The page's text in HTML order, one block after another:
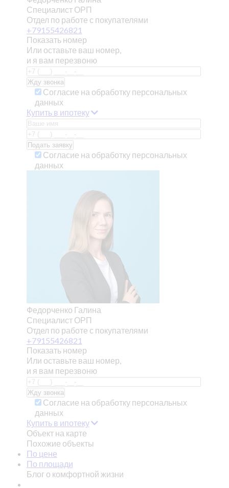
Специалист ОРП
Отдел по работе с покупателями
+79155426821
Показать номер
Или оставьте ваш номер,
и я вам перезвоню
Согласие на обработку персональных
данных
Купить в ипотеку
Согласие на обработку персональных
данных
Федорченко Галина
Специалист ОРП
Отдел по работе с покупателями
+79155426821
Показать номер
Или оставьте ваш номер,
и я вам перезвоню
Согласие на обработку персональных
данных
Купить в ипотеку
Объект на карте
Похожие объекты
По цене
По площади
Блог о комфортной жизни